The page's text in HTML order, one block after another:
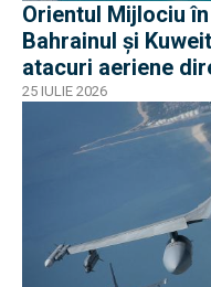
Orientul Mijlociu
Bahrainul și
atacuri aeriene
25 IULIE 2026